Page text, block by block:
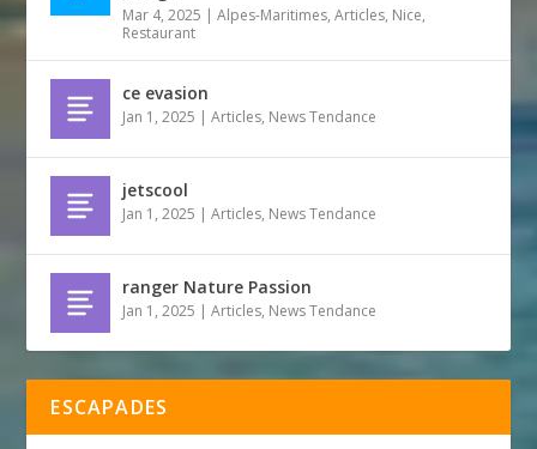
Mar 4, 2025 |Alpes-Maritimes,Articles, Nice,
Restaurant
ce evasion
Jan 1, 2025 |Articles, News Tendance
jetscool
Jan 1, 2025 |Articles, News Tendance
ranger Nature Passion
Jan 1, 2025 |Articles, News Tendance
ESCAPADES